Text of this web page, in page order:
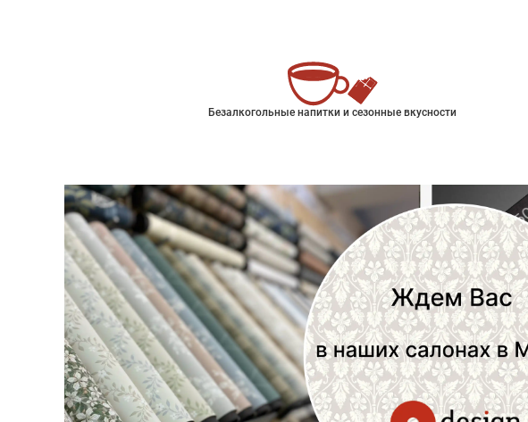
Безалкогольные напитки и сезонные вкусности